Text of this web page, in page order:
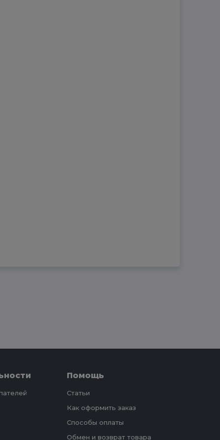
Помощь
Статьи
Как оформить заказ
Способы оплаты
Обмен и возврат товара